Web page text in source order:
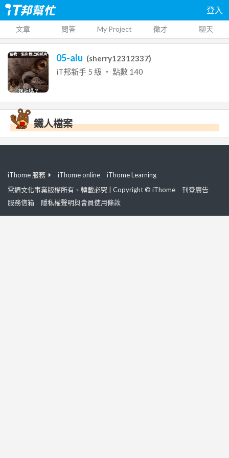
登入
文章 問答 My Project 徵才 聊天
05-alu (sherry12312337)
iT邦新手 5 級 ‧ 點數 140
鐵人檔案
iThome 服務 iThome online
iThome Learning
電週文化事業版權所有、轉載必究 | Copyright © iThome
刊登廣告
服務信箱
隱私權聲明與會員使用條款